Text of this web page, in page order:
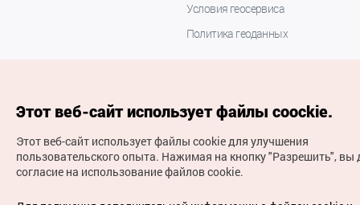
Условия геосервиса
Политика геоданных
(с) Национальная организация туризма Кореи Все
права защищены
Этот веб-сайт использует файлы coockie.
Этот веб-сайт использует файлы cookie для улучшения
пользовательского опыта. Нажимая на кнопку "Разрешить", вы
согласие на использование файлов cookie.